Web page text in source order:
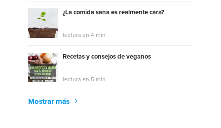
¿La comida sana es realmente cara?
lectura en 4 min
Recetas y consejos de veganos
lectura en 5 min
Mostrar más